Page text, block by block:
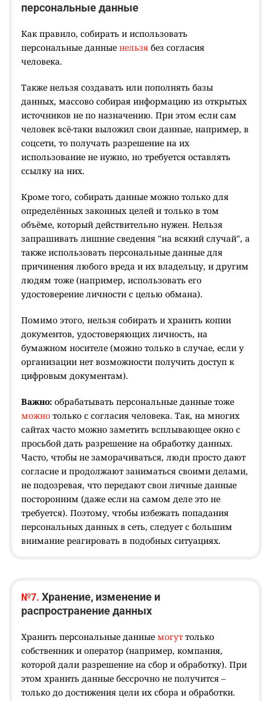
персональные данные
Как правило, собирать и использовать
персональные данные нельзя без согласия
человека.
Также нельзя создавать или пополнять базы
данных, массово собирая информацию из открытых
источников не по назначению. При этом если сам
человек всё-таки выложил свои данные, например, в
соцсети, то получать разрешение на их
использование не нужно, но требуется оставлять
ссылку на них.
Кроме того, собирать данные можно только для
определённых законных целей и только в том
объёме, который действительно нужен. Нельзя
запрашивать лишние сведения "на всякий случай", а
также использовать персональные данные для
причинения любого вреда и их владельцу, и другим
людям тоже (например, использовать его
удостоверение личности с целью обмана).
Помимо этого, нельзя собирать и хранить копии
документов, удостоверяющих личность, на
бумажном носителе (можно только в случае, если у
организации нет возможности получить доступ к
цифровым документам).
Важно: обрабатывать персональные данные тоже
можно только с согласия человека. Так, на многих
сайтах часто можно заметить всплывающее окно с
просьбой дать разрешение на обработку данных.
Часто, чтобы не заморачиваться, люди просто дают
согласие и продолжают заниматься своими делами,
не подозревая, что передают свои личные данные
посторонним (даже если на самом деле это не
требуется). Поэтому, чтобы избежать попадания
персональных данных в сеть, следует с большим
внимание реагировать в подобных ситуациях.
№7. Хранение, изменение и
распространение данных
Хранить персональные данные могут только
собственник и оператор (например, компания,
которой дали разрешение на сбор и обработку). При
этом хранить данные бессрочно не получится –
только до достижения цели их сбора и обработки.